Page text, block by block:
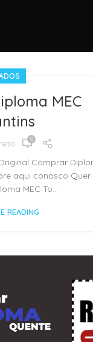
MEC
0
Comprar
aqui conosco Quer
MEC To...
READING